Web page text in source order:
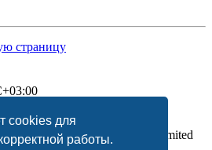
cookies для
работы.
страницу
® Forum Software © phpBB Limited